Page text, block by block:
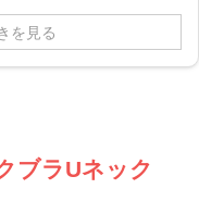
を見る
ブラUネック